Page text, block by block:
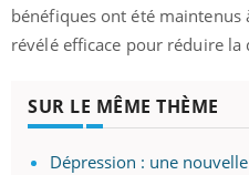
bénéfiques ont été maintenus
révélé efficace pour réduire
SUR LE MÊME THÈME
Dépression : une